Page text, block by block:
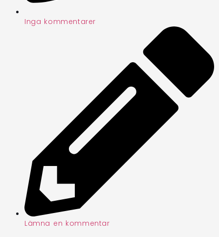
Inga kommentarer
Lämna en kommentar